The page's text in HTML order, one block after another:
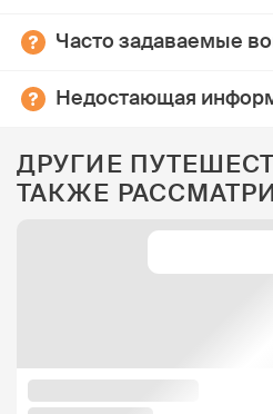
Часто задаваемые
Недостающая
ДРУГИЕ
ТАКЖЕ